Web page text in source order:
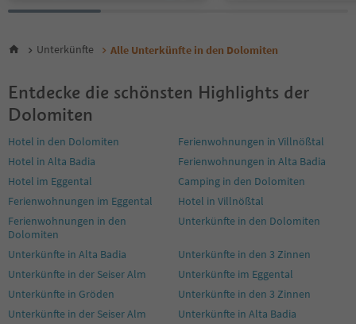
31
34
36
37
38
39
40
41
42
43
44
45
47
48
49
50
Unterkünfte Alle Unterkünfte in den Dolomiten
Entdecke die schönsten Highlights der
Dolomiten
Hotel in den Dolomiten
Ferienwohnungen in Villnößtal
Hotel in Alta Badia
Ferienwohnungen in Alta Badia
Hotel im Eggental
Camping in den Dolomiten
Ferienwohnungen im Eggental
Hotel in Villnößtal
Ferienwohnungen in den
Dolomiten
Unterkünfte in den Dolomiten
Unterkünfte in Alta Badia
Unterkünfte in den 3 Zinnen
Unterkünfte in der Seiser Alm
Unterkünfte im Eggental
Unterkünfte in Gröden
Unterkünfte in den 3 Zinnen
Unterkünfte in der Seiser Alm
Unterkünfte in Alta Badia